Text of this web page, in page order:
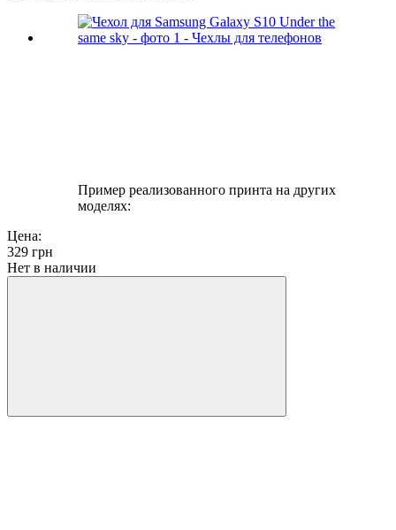
Пример реализованного принта на других
моделях:
Цена:
329 грн
Нет в наличии